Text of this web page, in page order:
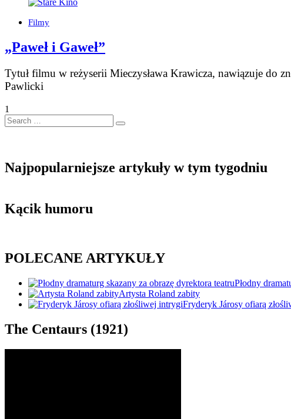
Filmy
„Paweł i Gaweł”
Tytuł filmu w reżyserii Mieczysława Krawicza, nawiązuje do
Pawlicki
1
Search
…
Najpopularniejsze artykuły w tym tygodniu
Kącik humoru
POLECANE ARTYKUŁY
Płodny
Artysta Roland zabity
Fryderyk Járosy ofiarą
The Centaurs (1921)